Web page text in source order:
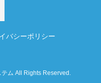
バシーポリシー
ム All Rights Reserved.